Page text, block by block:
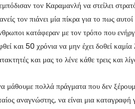
τον Καραμανλή να στείλει
τον πιάνει μία πίκρα για το πως
κατάφεραν με τον τρόπο που
και 50 χρόνια να μην έχει δοθεί
και μας το λένε κάθε τρεις και
μάθουμε πολλά πράγματα που δεν
αναγνώστης, να είναι μια καταγραφή